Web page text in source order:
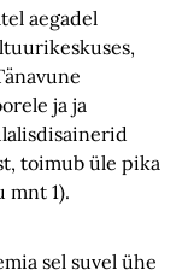
aegadel
ja ja
toimub üle pika
mnt 1).
sel suvel ühe